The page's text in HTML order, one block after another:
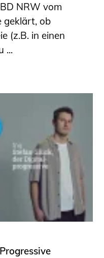
NRW vom
geklärt, ob
(z.B. in einen
...